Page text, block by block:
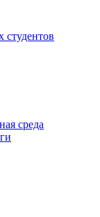
студентов
среда